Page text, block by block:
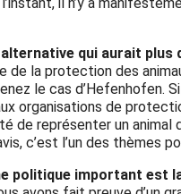
qui aurait plus
de la protection des
le cas d’Hefenhofen.
organisations de
de représenter un
c’est l’un des thèmes
politique important est